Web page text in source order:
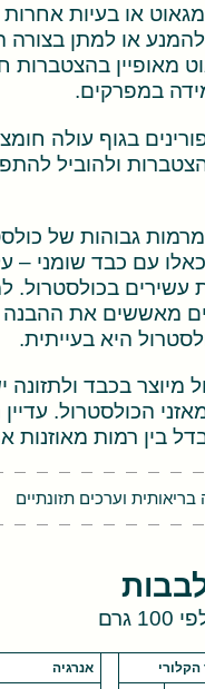
או בעיות
להמנע או למתן
מאופיין בהצטברות
במפרקים.
בגוף עולה
ולהוביל
גבוהות של
עם כבד שומני –
עשירים בכולסטרול.
מאששים את ההבנה
היא בעייתית.
מיוצר בכבד
הכולסטרול.
בין רמות מאוזנות
אנרגיה